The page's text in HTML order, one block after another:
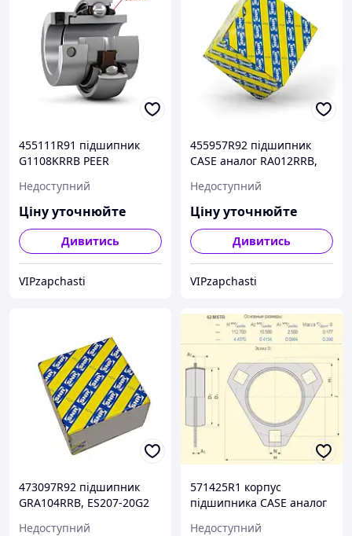
455111R91 підшипник
G1108KRRB PEER
Недоступний
Ціну уточнюйте
Дивитись
VIPzapchasti
455957R92 підшипник
CASE аналог RA012RRB,
Недоступний
Ціну уточнюйте
Дивитись
VIPzapchasti
473097R92 підшипник
GRA104RRB, ES207-20G2
Недоступний
571425R1 корпус
підшипника CASE аналог
Недоступний